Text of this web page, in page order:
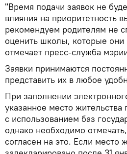
"Время подачи заявок не
влияния на приоритетность
рекомендуем родителям не
оценить школы, которые
отмечает пресс-служба
Заявки принимаются
представить их в любое
При заполнении
указанное место жительства
с использованием баз
однако необходимо
согласен на это. Если место